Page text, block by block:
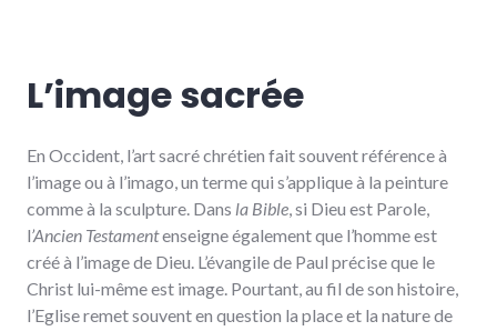
L’image sacrée
En Occident, l’art sacré chrétien fait souvent référence à
l’image ou à l’imago, un terme qui s’applique à la peinture
comme à la sculpture. Dans la Bible, si Dieu est Parole,
l’Ancien Testamentenseigne également que l’homme est
créé à l’image de Dieu. L’évangile de Paul précise que le
Christ lui-même est image. Pourtant, au fil de son histoire,
l’Eglise remet souvent en question la place et la nature de